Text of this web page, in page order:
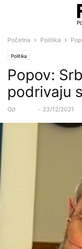
Početna Politika
Politika
Popov:
podrivaju
Od - 23/12/2021